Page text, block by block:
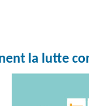
la lutte